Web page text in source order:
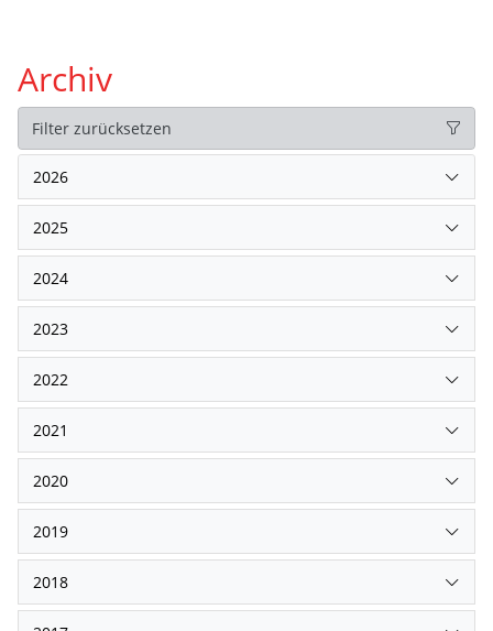
Archiv
Filter zurücksetzen
2026
2025
2024
2023
2022
2021
2020
2019
2018